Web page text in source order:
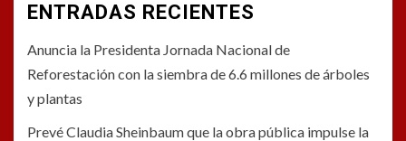
ENTRADAS RECIENTES
Anuncia la Presidenta Jornada Nacional de
Reforestación con la siembra de 6.6 millones de árboles
y plantas
Prevé Claudia Sheinbaum que la obra pública impulse la